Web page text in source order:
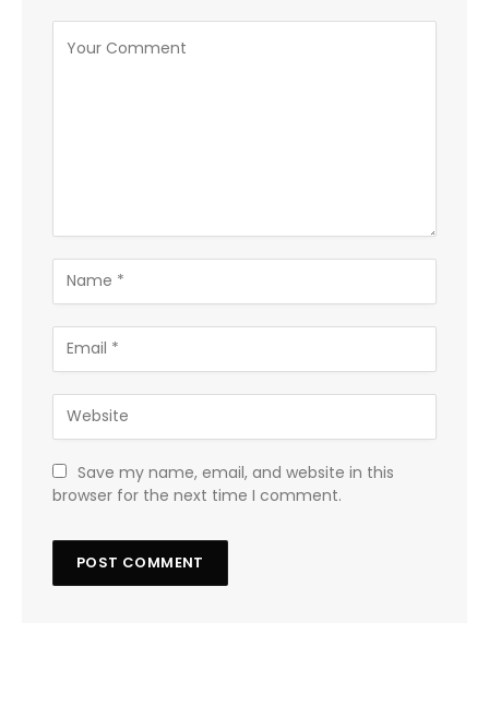
Save my name, email, and website in this
browser for the next time I comment.